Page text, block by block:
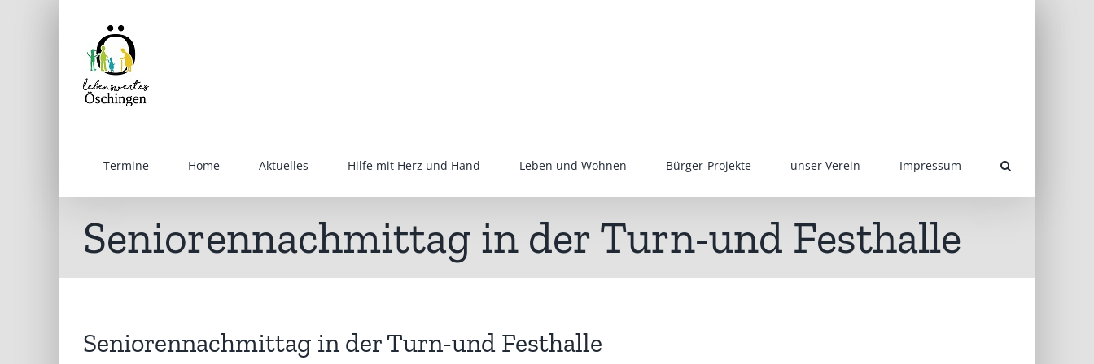
Termine Home Aktuelles Hilfe mit Herz und Hand Leben und Wohnen Bürger-Projekte unser Verein Impressum
Seniorennachmittag in der Turn-und Festhalle
Seniorennachmittag in der Turn-und Festhalle